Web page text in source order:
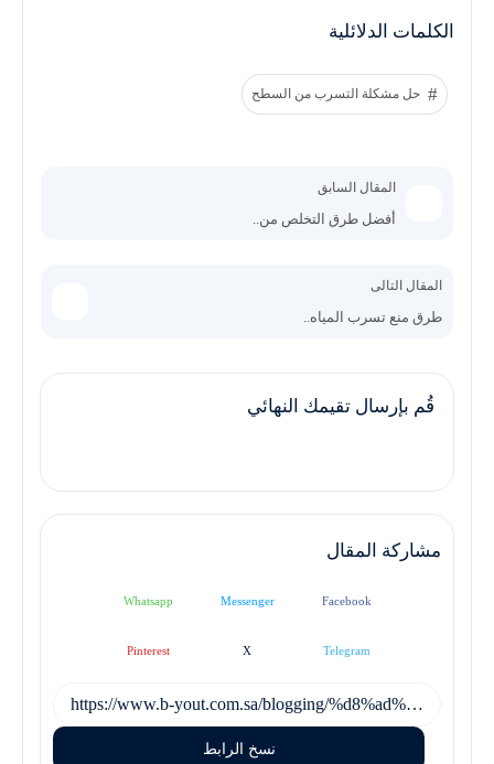
الكلمات الدلائلية
حل مشكلة التسرب من السطح
المقال السابق
أفضل طرق التخلص من..
المقال التالى
طرق منع تسرب المياه..
قُم بإرسال تقيمك النهائي
مشاركة المقال
Facebook
Messenger
Whatsapp
Telegram
X
Pinterest
نسخ الرابط